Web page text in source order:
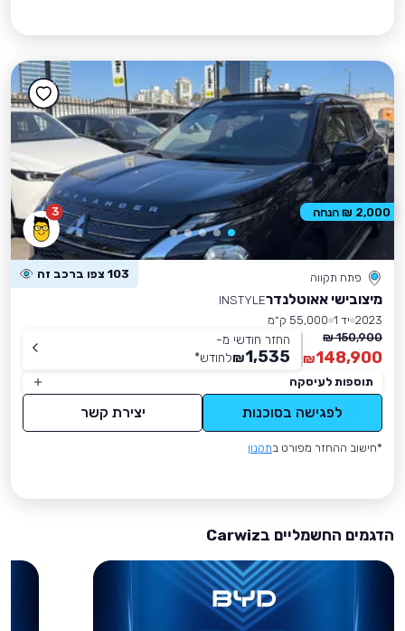
3
פתח תקווה 103 צפו ברכב זה
מיצובישי אאוטלנדרINSTYLE
2023 יד 1
55,000 ק״מ
150,900 ₪
148,900
₪
החזר חודשי מ-
1,535
₪לחודש*
תוספות לעיסקה
לפגישה בסוכנות יצירת קשר
*חישוב ההחזר מפורט בתקנון
2,000 ₪ הנחה
הדגמים החשמליים בCarwiz